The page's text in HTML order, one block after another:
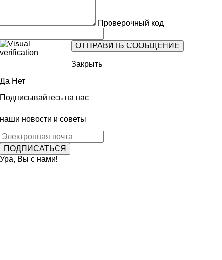
Проверочный код
Закрыть
Да Нет
Подписывайтесь на нас
наши новости и советы
Ура, Вы с нами!